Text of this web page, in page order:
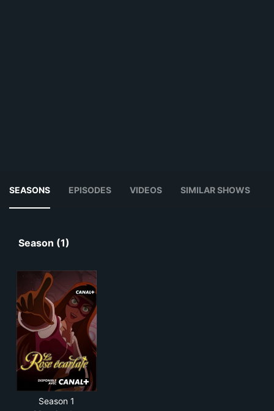
SEASONS EPISODES VIDEOS SIMILAR SHOWS
Season (1)
Season 1